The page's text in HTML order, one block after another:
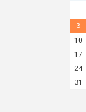
3
10
17
24
31